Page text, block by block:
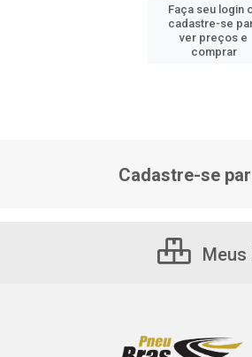
Faça seu login
cadastre-se
ver preços e
comprar
Cadastre-se
Meus